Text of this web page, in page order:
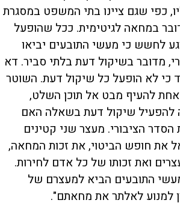
כפי שגם ציינו בתי המשפט במסגרת
במחאה לגיטימית. ככל שהופעל
לחשש כי מעשי התובעים יביאו
מדובר בשיקול דעת בלתי סביר. דא
כי לא הופעל כל שיקול דעת. השוטר
להעיף מבט אל תוכן השלט,
להפעיל שיקול דעת בשאלה האם
הסדר הציבורי. מעצר שני קטינים
את חופש הביטוי, את זכות המחאה,
ואת זכותו של כל אדם לחירות.
התובעים הביא למעצרם של
למנוע לאלתר את מחאתם".